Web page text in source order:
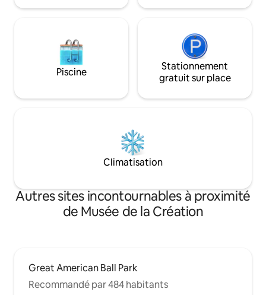
Piscine
Stationnement
gratuit sur place
Climatisation
Autres sites incontournables à proximité
de Musée de la Création
Great American Ball Park
Recommandé par 484 habitants